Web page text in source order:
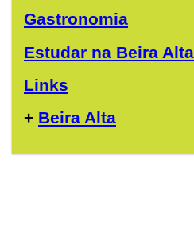
Gastronomia
Estudar na Beira Alta
Links
+ Beira Alta